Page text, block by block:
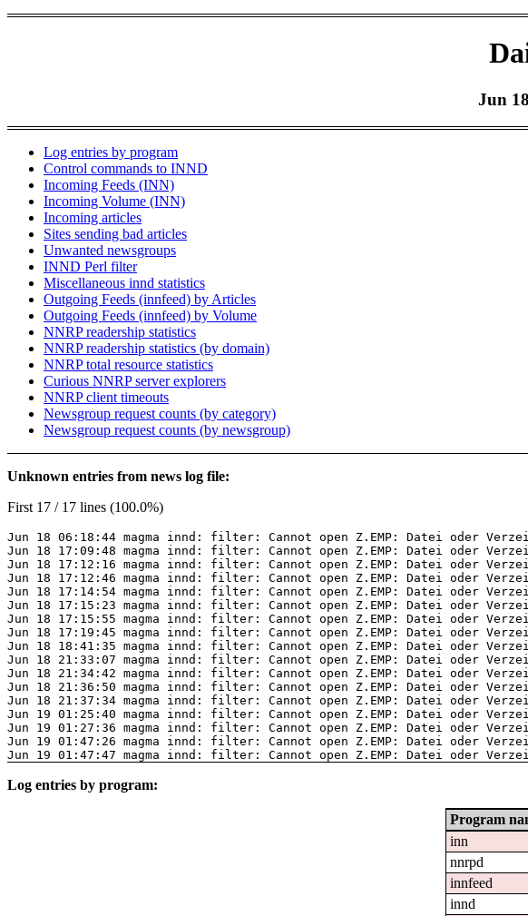
Jun
Log entries by program
Control commands to INND
Incoming Feeds (INN)
Incoming Volume (INN)
Incoming articles
Sites sending bad articles
Unwanted newsgroups
INND Perl filter
Miscellaneous innd statistics
Outgoing Feeds (innfeed) by Articles
Outgoing Feeds (innfeed) by Volume
NNRP readership statistics
NNRP readership statistics (by domain)
NNRP total resource statistics
Curious NNRP server explorers
NNRP client timeouts
Newsgroup request counts (by category)
Newsgroup request counts (by newsgroup)
Unknown entries from news log file:
First 17 / 17 lines (100.0%)
Jun 18 06:18:44 magma innd: filter: Cannot open Z.EMP: Datei oder
Jun 18 17:09:48 magma innd: filter: Cannot open Z.EMP: Datei oder
Jun 18 17:12:16 magma innd: filter: Cannot open Z.EMP: Datei oder
Jun 18 17:12:46 magma innd: filter: Cannot open Z.EMP: Datei oder
Jun 18 17:14:54 magma innd: filter: Cannot open Z.EMP: Datei oder
Jun 18 17:15:23 magma innd: filter: Cannot open Z.EMP: Datei oder
Jun 18 17:15:55 magma innd: filter: Cannot open Z.EMP: Datei oder
Jun 18 17:19:45 magma innd: filter: Cannot open Z.EMP: Datei oder
Jun 18 18:41:35 magma innd: filter: Cannot open Z.EMP: Datei oder
Jun 18 21:33:07 magma innd: filter: Cannot open Z.EMP: Datei oder
Jun 18 21:34:42 magma innd: filter: Cannot open Z.EMP: Datei oder
Jun 18 21:36:50 magma innd: filter: Cannot open Z.EMP: Datei oder
Jun 18 21:37:34 magma innd: filter: Cannot open Z.EMP: Datei oder
Jun 19 01:25:40 magma innd: filter: Cannot open Z.EMP: Datei oder
Jun 19 01:27:36 magma innd: filter: Cannot open Z.EMP: Datei oder
Jun 19 01:47:26 magma innd: filter: Cannot open Z.EMP: Datei oder
Jun 19 01:47:47 magma innd: filter: Cannot open Z.EMP: Datei oder
Log entries by program:
Program
inn
nnrpd
innfeed
innd